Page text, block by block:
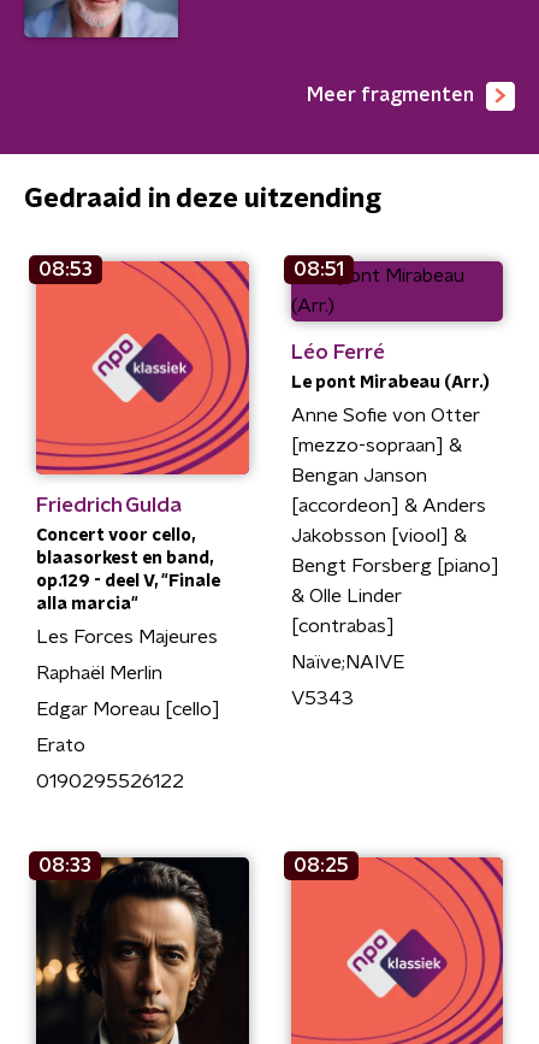
Meer fragmenten
Gedraaid in deze uitzending
08:53
Friedrich Gulda
Concert voor cello,
blaasorkest en band,
op.129 - deel V, "Finale
alla marcia"
Les Forces Majeures
Raphaël Merlin
Edgar Moreau [cello]
Erato
0190295526122
08:51
Léo Ferré
Le pont Mirabeau (Arr.)
Anne Sofie von Otter
[mezzo-sopraan] &
Bengan Janson
[accordeon] & Anders
Jakobsson [viool] &
Bengt Forsberg [piano]
& Olle Linder
[contrabas]
Naïve;NAIVE
V5343
08:33 08:25